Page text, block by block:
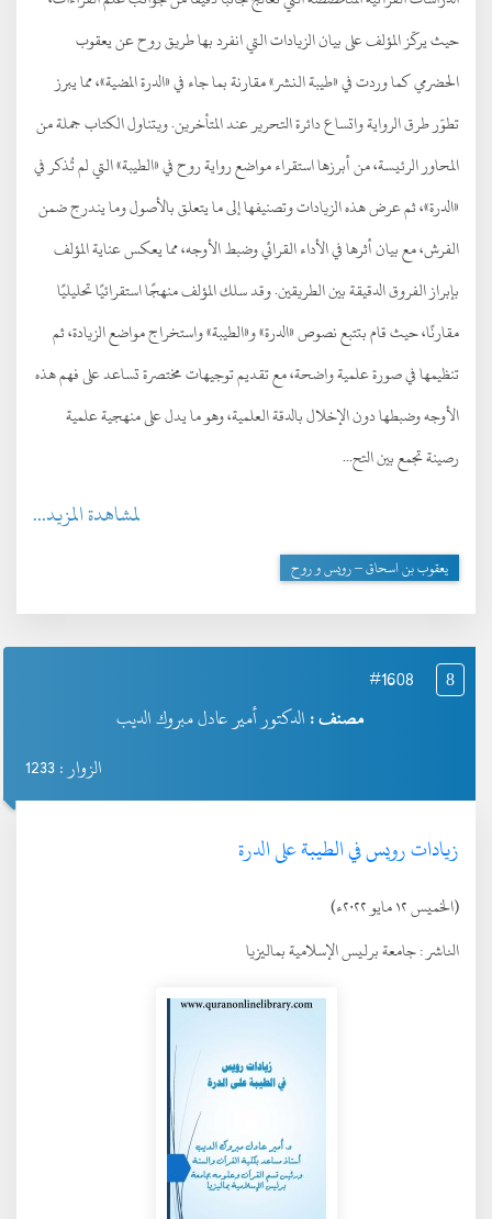
حيث يركّز المؤلف على بيان الزيادات التي انفرد بها طريق روح عن يعقوب
الحضرمي كما وردت في «طيبة النشر» مقارنة بما جاء في «الدرة المضية»، مما يبرز
تطوّر طرق الرواية واتساع دائرة التحرير عند المتأخرين. ويتناول الكتاب جملة من
المحاور الرئيسة، من أبرزها استقراء مواضع رواية روح في «الطيبة» التي لم تُذكر في
«الدرة»، ثم عرض هذه الزيادات وتصنيفها إلى ما يتعلق بالأصول وما يندرج ضمن
الفرش، مع بيان أثرها في الأداء القرائي وضبط الأوجه، مما يعكس عناية المؤلف
بإبراز الفروق الدقيقة بين الطريقين. وقد سلك المؤلف منهجًا استقرائيًا تحليليًا
مقارنًا، حيث قام بتتبع نصوص «الدرة» و«الطيبة» واستخراج مواضع الزيادة، ثم
تنظيمها في صورة علمية واضحة، مع تقديم توجيهات مختصرة تساعد على فهم هذه
الأوجه وضبطها دون الإخلال بالدقة العلمية، وهو ما يدل على منهجية علمية
رصينة تجمع بين التح...
لمشاهدة المزيد...
يعقوب بن اسحاق – رويس و روح
8
#1608
مصنف : الدكتور أمير عادل مبروك الديب
الزوار : 1233
زيادات رويس في الطيبة على الدرة
(الخميس ١٢ مايو ٢٠٢٢ء)
الناشر :جامعة برليس الإسلامية بماليزيا